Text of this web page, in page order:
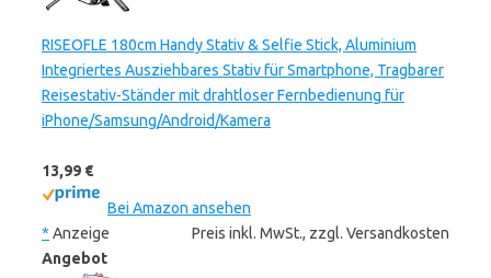
RISEOFLE 180cm Handy Stativ & Selfie Stick, Aluminium
Integriertes Ausziehbares Stativ für Smartphone, Tragbarer
Reisestativ-Ständer mit drahtloser Fernbedienung für
iPhone/Samsung/Android/Kamera
13,99 €
Bei Amazon ansehen
* Anzeige
Preis inkl. MwSt., zzgl. Versandkosten
Angebot